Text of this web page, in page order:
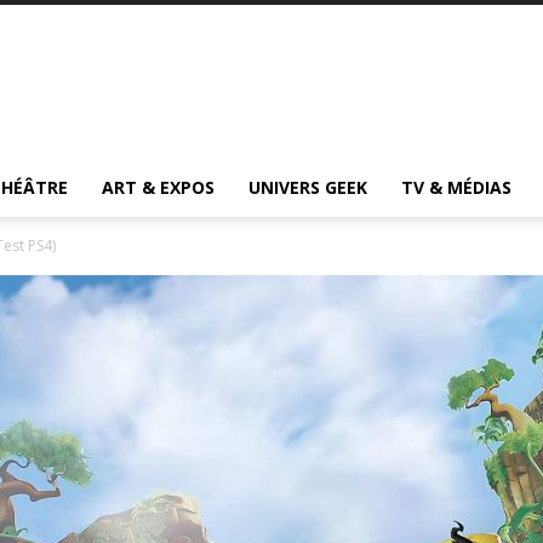
ART & EXPOS UNIVERS GEEK TV & MÉDIAS
PS4)